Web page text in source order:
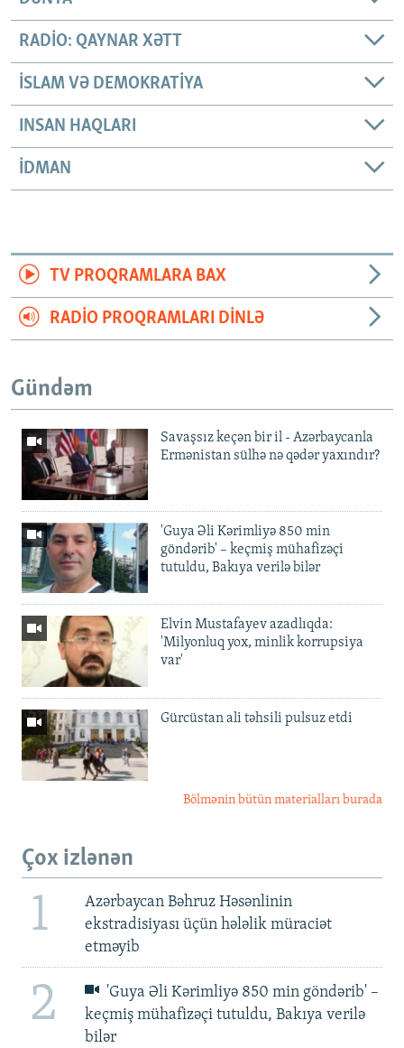
RADIO: QAYNAR XƏTT
İSLAM VƏ DEMOKRATIYA
INSAN HAQLARI
İDMAN
TV PROQRAMLARA BAX
RADIO PROQRAMLARI DINLƏ
Gündəm
Savaşsız keçən bir il - Azərbaycanla
Ermənistan sülhə nə qədər yaxındır?
'Guya Əli Kərimliyə 850 min
göndərib' – keçmiş mühafizəçi
tutuldu, Bakıya verilə bilər
Elvin Mustafayev azadlıqda:
'Milyonluq yox, minlik korrupsiya
var'
Gürcüstan ali təhsili pulsuz etdi
Bölmənin bütün materialları burada
Çox izlənən
1
Azərbaycan Bəhruz Həsənlinin
ekstradisiyası üçün hələlik müraciət
etməyib
2
'Guya Əli Kərimliyə 850 min göndərib' –
keçmiş mühafizəçi tutuldu, Bakıya verilə
bilər